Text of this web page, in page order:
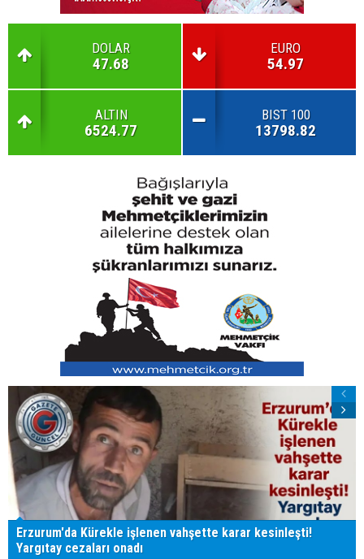
DOLAR
47.68
EURO
54.97
ALTIN
6524.77
BIST 100
13798.82
Erzurum'da Kürekle işlenen vahşette karar kesinleşti!
Yargıtay cezaları onadı